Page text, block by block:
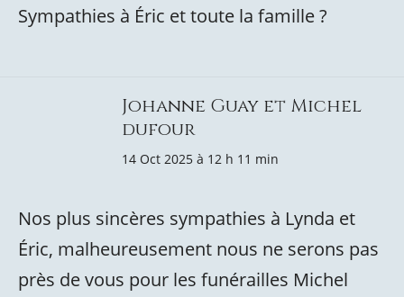
Sympathies à Éric et toute la famille ?
Johanne Guay et Michel
dufour
14 Oct 2025 à 12 h 11 min
Nos plus sincères sympathies à Lynda et
Éric, malheureusement nous ne serons pas
près de vous pour les funérailles Michel